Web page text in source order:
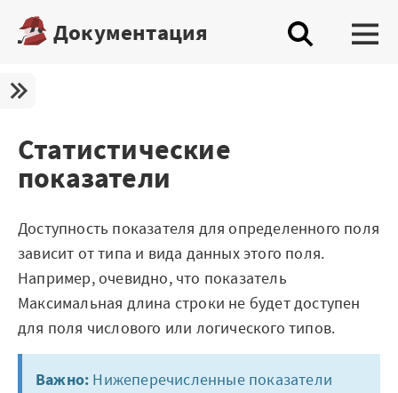
Документация
Купить настольную редакцию
Демостенды
Документация
Демопримеры
Статистические
показатели
Доступность показателя для определенного поля
зависит от типа и вида данных этого поля.
Например, очевидно, что показатель
Максимальная длина строки не будет доступен
для поля числового или логического типов.
Важно: Нижеперечисленные показатели